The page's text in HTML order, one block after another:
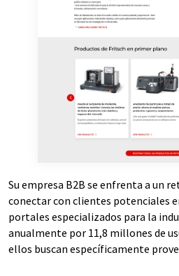
Su empresa B2B se enfrenta a un
conectar con clientes potenciales
portales especializados para la
anualmente por 11,8 millones de
ellos buscan específicamente